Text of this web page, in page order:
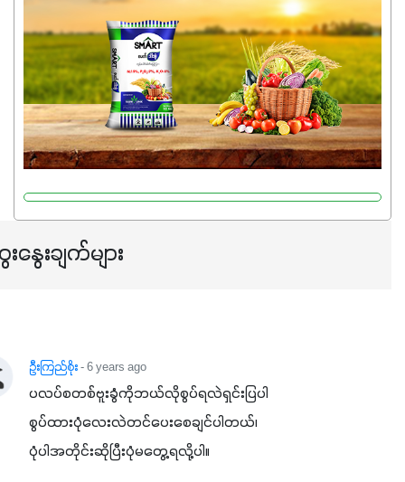
မှုကို အားပေးကာ သီးနှံပင်များ၏အရွက်များစိမ်းလန်းသန်စွမ်း
ပြီး အစာချက်လုပ်မှုအားကောင်းစေပါတယ်။ အပင်၏ပင်ပိုင်း
ကြီးထွားမှုကို တိုးမြင့်စေကာ အပင်သန်၍ အကြီးမြန်စေပါတယ်။
သင့်တော်တဲ့ Phosphorus 7%ပါဝင်မှုကြောင့် အပင်ရဲ့ အမြစ်
ဖွဲ့စည်းတည်ဆောက်မှုကို ပို၍သန်မာလာအောင် အားပေးပါ
တယ်။ ဒါ့အပြင် ပန်းပွင့်ခြင်း၊အသီးသီးခြင်း၊အစေ့တည်ခြင်း
လုပ်ငန်းစဉ်များကိုလည်း အားပေးပါတယ်။ လုံလောက်တဲ့
အရသာ ပိုမိုကောင်းမွန်စေဖို့အတွက် လိုအပ်တဲ့အာဟာရဓာတ်
ဖြစ်ပါတယ်။ ဟူးမစ်အက်စစ်ပါဝင်ပေါင်းစပ်ထားတဲ့အတွက်
နှံစားသီးနှံများ၊ပဲအမျိုးမျိုး၊ဟင်းသီးဟင်းရွက်နဲ့ ဥယျာဉ်ခြံသီးနှံ
အားလုံးမှာ အသုံးပြုနိုင်တယ်ဆိုတော့ တစ်မျိုးတည်းနဲ့ အားလုံး
ပါဖက်(perfect)မယ့် စမတ်သီးစုံနော် အရွေးမမှားတာသေချာပြီ
မလို့ အတွေးမများဘဲ သီးနှံတိုင်းကြီးထွားအောင် ဖန်းလင့်ရဲ့ #စ
မတ်သီးစုံကို သုံးကြပါစို့....
နွေးချက်များ
ဦးကြည်စိုး- 6 years ago
ပလပ်စတစ်ဗူးခွံကိုဘယ်လိုစွပ်ရလဲရှင်းပြပါ
စွပ်ထားပုံလေးလဲတင်ပေးစေချင်ပါတယ်၊
ပုံပါအတိုင်းဆိုပြီးပုံမတွေ့ရလို့ပါ။